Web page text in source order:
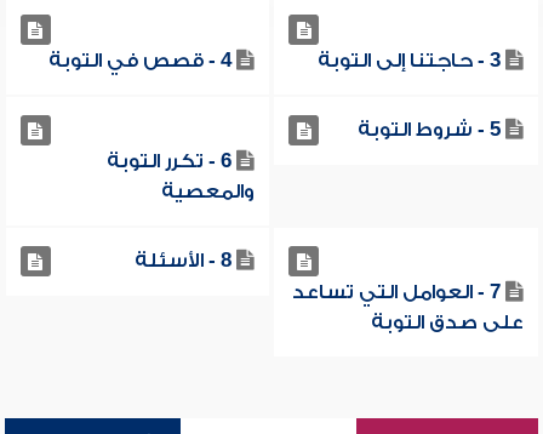
3 - حاجتنا إلى التوبة 4 - قصص في التوبة
5 - شروط التوبة
6 - تكرر التوبة
والمعصية
7 - العوامل التي تساعد
على صدق التوبة
8 - الأسئلة